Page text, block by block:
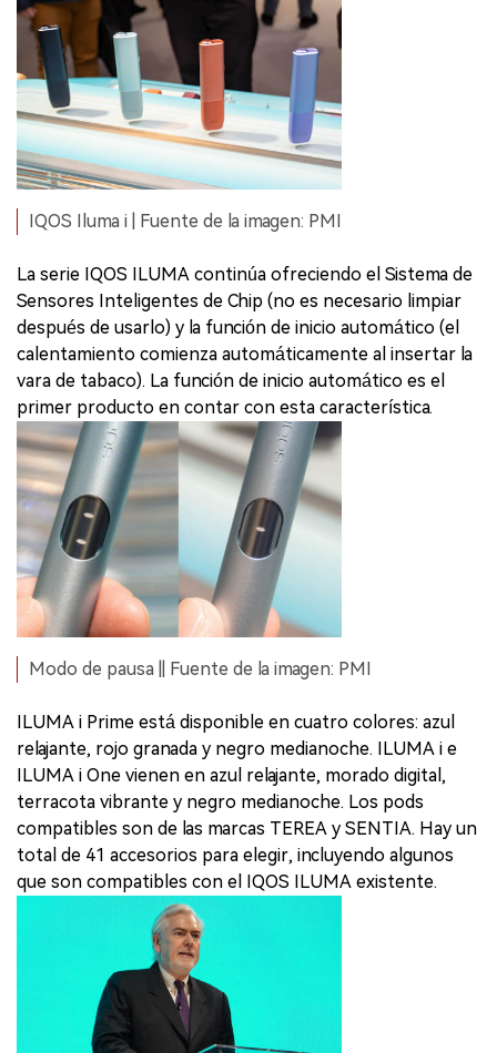
IQOS Iluma i | Fuente de la imagen: PMI
La serie IQOS ILUMA continúa ofreciendo el Sistema de
Sensores Inteligentes de Chip (no es necesario limpiar
después de usarlo) y la función de inicio automático (el
calentamiento comienza automáticamente al insertar la
vara de tabaco). La función de inicio automático es el
primer producto en contar con esta característica.
Modo de pausa || Fuente de la imagen: PMI
ILUMA i Prime está disponible en cuatro colores: azul
relajante, rojo granada y negro medianoche. ILUMA i e
ILUMA i One vienen en azul relajante, morado digital,
terracota vibrante y negro medianoche. Los pods
compatibles son de las marcas TEREA y SENTIA. Hay un
total de 41 accesorios para elegir, incluyendo algunos
que son compatibles con el IQOS ILUMA existente.